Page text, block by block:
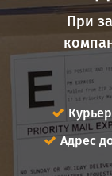
При
Адрес